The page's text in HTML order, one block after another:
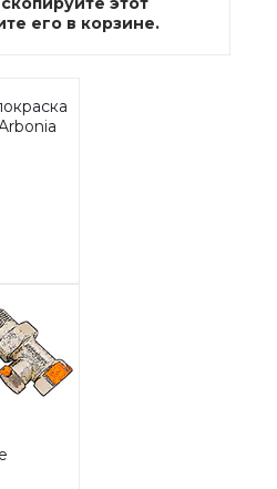
его в корзине.